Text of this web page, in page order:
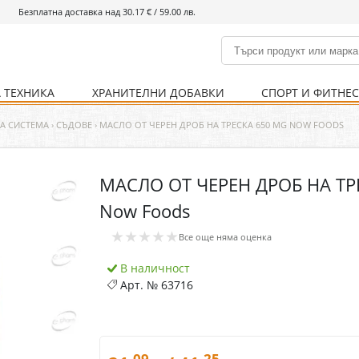
Безплатна доставка над 30.17 € / 59.00 лв.
% Хранителни добавки % Спорт и фитнес
Болно гърло Ваксини
Кости и стави Нервна система
Храносмилателна
Хомеопатия
Инхалатори Термометри
ХРАНИТЕЛНИ ДОБАВКИ
Кости и стави Нервна система
СПОРТ И ФИТНЕС
Храни и напитки Уреди и аксесоари
Детска козметика Козметика за мъже
Уреди Хранене
Хигиена на тялото Предпазни стредства
СИСТЕМА › СЪДОВЕ › МАСЛО ОТ ЧЕРЕН ДРОБ НА ТРЕСКА 650 MG NOW FOODS
МАСЛО ОТ ЧЕРЕН ДРОБ НА
Now Foods
★★★★★ Все още няма оценка
В наличност
Арт. №63716